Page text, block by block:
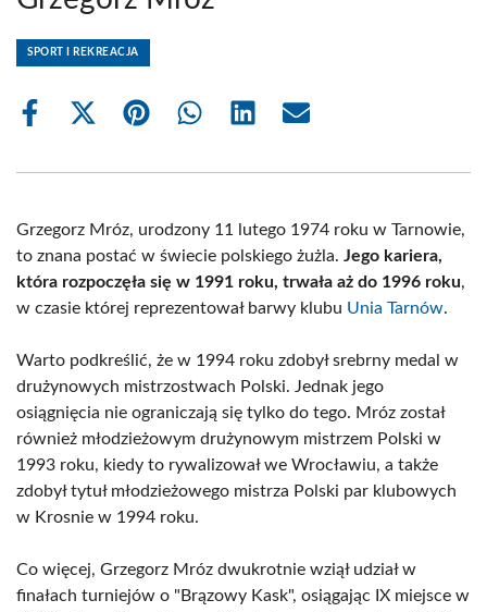
SPORT I REKREACJA
Share
Share
(Twitter)
Share Share Share Share
Grzegorz Mróz, urodzony 11 lutego 1974 roku w Tarnowie,
to znana postać w świecie polskiego żużla. Jego kariera,
która rozpoczęła się w 1991 roku, trwała aż do 1996 roku,
w czasie której reprezentował barwy klubu Unia Tarnów.
Warto podkreślić, że w 1994 roku zdobył srebrny medal w
drużynowych mistrzostwach Polski. Jednak jego
osiągnięcia nie ograniczają się tylko do tego. Mróz został
również młodzieżowym drużynowym mistrzem Polski w
1993 roku, kiedy to rywalizował we Wrocławiu, a także
zdobył tytuł młodzieżowego mistrza Polski par klubowych
w Krosnie w 1994 roku.
Co więcej, Grzegorz Mróz dwukrotnie wziął udział w
finałach turniejów o "Brązowy Kask", osiągając IX miejsce w